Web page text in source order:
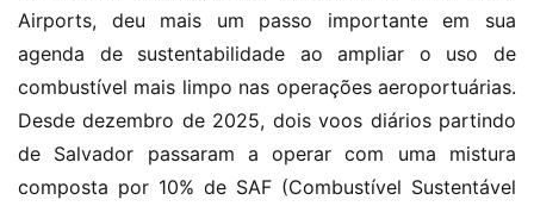
Airports, deu mais um passo importante em sua
agenda de sustentabilidade ao ampliar o uso de
combustível mais limpo nas operações aeroportuárias.
Desde dezembro de 2025, dois voos diários partindo
de Salvador passaram a operar com uma mistura
composta por 10% de SAF (Combustível Sustentável